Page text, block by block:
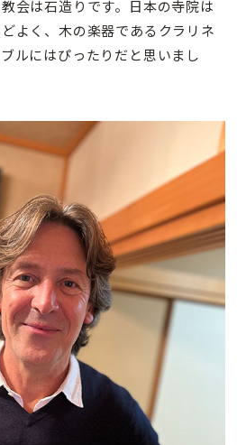
会は石造りです。日本の寺院は
よく、木の楽器であるクラリネ
ルにはぴったりだと思いまし